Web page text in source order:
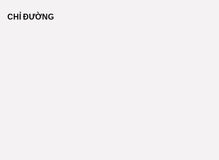
CHỈ ĐƯỜNG